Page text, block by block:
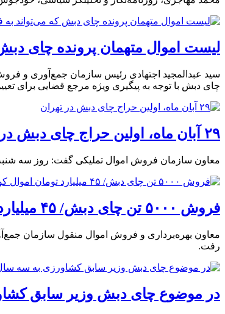
لیست اموال متهمان پرونده چای
سید عبدالمجید اجتهادی رئیس سازمان جمع‌آوری و
چای دبش با توجه به پیگیری ویژه مرجع قضایی برای
۲۹ آبان ماه، اولین حراج چای دبش در تهران
معاون سازمان فروش اموال تملیکی گفت: روز سه شنبه ۲۹ آبان ماه اولین حراج چای در تهران برگزار می‌شود و بیش از هزار تن به ارزش ۵۳۵ میلیارد ریال به مزایده گذاشته
فروش ۵۰۰۰ تن چای دبش/ ۴۵ میلیارد تومان اموال کوروش کمپانی به مزایده می‌رود
رفت.
در موضوع چای دبش وزیر سابق